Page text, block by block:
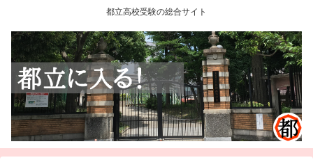
都立高校受験の総合サイト